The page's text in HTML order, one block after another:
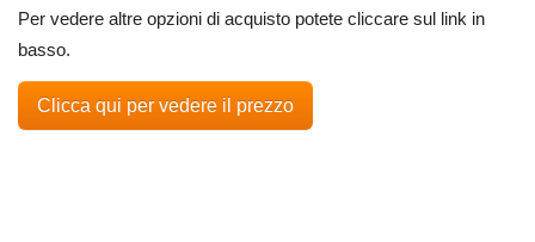
Per vedere altre opzioni di acquisto potete cliccare sul link in
basso.
Clicca qui per vedere il prezzo